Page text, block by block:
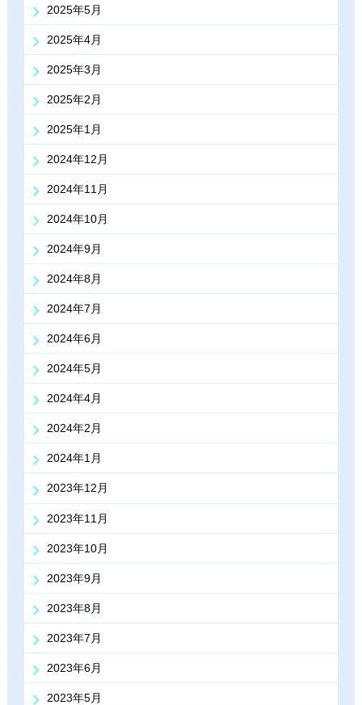
2025年5月
2025年4月
2025年3月
2025年2月
2025年1月
2024年12月
2024年11月
2024年10月
2024年9月
2024年8月
2024年7月
2024年6月
2024年5月
2024年4月
2024年2月
2024年1月
2023年12月
2023年11月
2023年10月
2023年9月
2023年8月
2023年7月
2023年6月
2023年5月